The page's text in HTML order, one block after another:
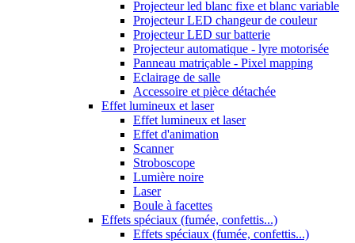
Projecteur led blanc fixe et blanc variable
Projecteur LED changeur de couleur
Projecteur LED sur batterie
Projecteur automatique - lyre motorisée
Panneau matriçable - Pixel mapping
Eclairage de salle
Accessoire et pièce détachée
Effet lumineux et laser
Effet lumineux et laser
Effet d'animation
Scanner
Stroboscope
Lumière noire
Laser
Boule à facettes
Effets spéciaux (fumée, confettis...)
Effets spéciaux (fumée, confettis...)